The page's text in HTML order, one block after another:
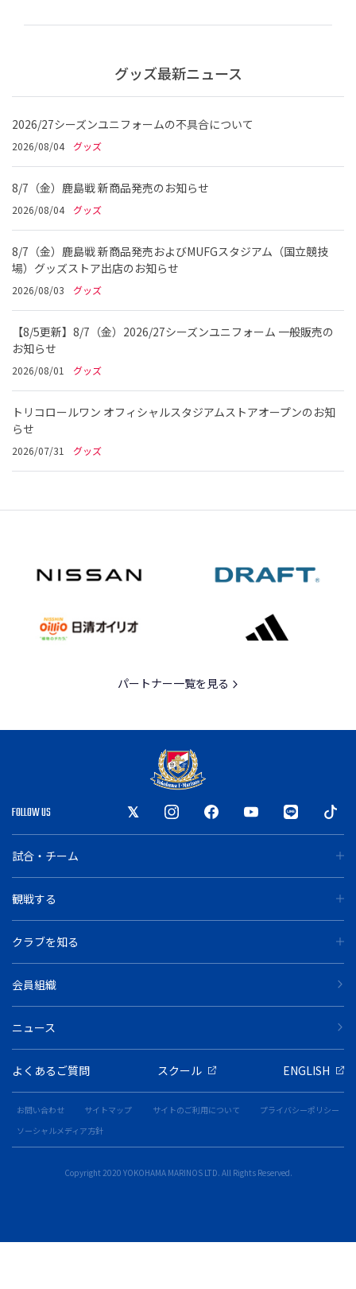
グッズ最新ニュース
2026/27シーズンユニフォームの不具合について
2026/08/04 グッズ
8/7（金）鹿島戦 新商品発売のお知らせ
2026/08/04 グッズ
8/7（金）鹿島戦 新商品発売およびMUFGスタジアム（国立競技
場）グッズストア出店のお知らせ
2026/08/03 グッズ
【8/5更新】8/7（金）2026/27シーズンユニフォーム 一般販売の
お知らせ
2026/08/01 グッズ
トリコロールワン オフィシャルスタジアムストアオープンのお知
らせ
2026/07/31 グッズ
パートナー一覧を見る
FOLLOW US
試合・チーム
観戦する
クラブを知る
会員組織
ニュース
よくあるご質問 スクール ENGLISH
お問い合わせ サイトマップ サイトのご利用について
プライバシーポリシー
ソーシャルメディア方針
Copyright 2020 YOKOHAMA MARINOS LTD. All Rights Reserved.